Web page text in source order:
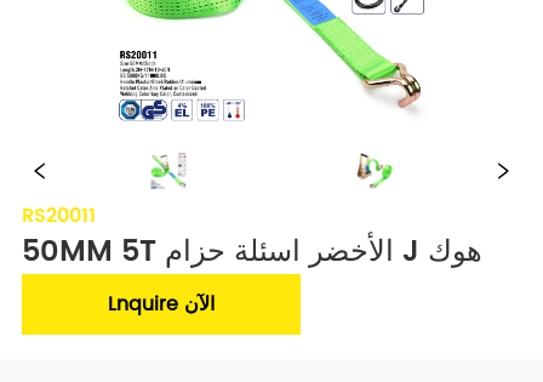
RS20011
50MM 5T الأخضر اسئلة حزام J هوك
Lnquire الآن